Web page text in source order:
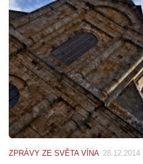
ZPRÁVY ZE SVĚTA VÍNA 28.12.2014